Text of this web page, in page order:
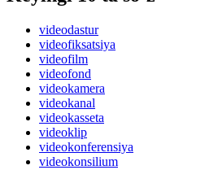
videodastur
videofiksatsiya
videofilm
videofond
videokamera
videokanal
videokasseta
videoklip
videokonferensiya
videokonsilium